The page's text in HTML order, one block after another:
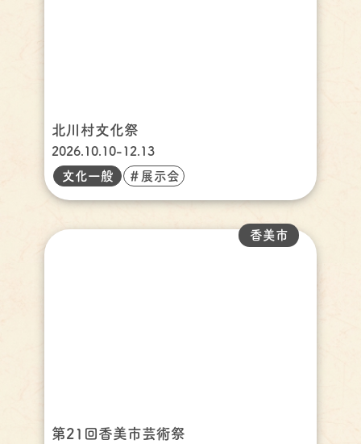
北川村文化祭
2026.10.10-12.13
文化一般
＃展示会
第21回香美市芸術祭
香美市